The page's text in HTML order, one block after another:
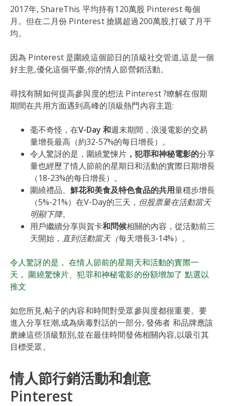
2017年, ShareThis 平均持有120萬股 Pinterest 每個
月。但在二月份 Pinterest 搶購超過200萬股,打破了月平
均。
因為 Pinterest 是圍繞這個節日的頂級社交管道,這是一個
好主意,優化這個平臺,你的情人節營銷活動。
尋找有關如何提高參與度的想法 Pinterest ?瞭解在假期
期間在共用方面遇到高峰的頂級熱門內容主題:
毫不奇怪，在V-Day 和週末期間，浪漫電影的交易
量增長最高（約32-57%的每日增長）。
令人驚訝的是，圍繞驚悚片 ，犯罪和神秘電影的分享
量也經歷了情人節前的星期日和活動的實際日期增長
（18-23%的每日增長）。
圍繞禮品、 鮮花和美食及特色食品的共用量穩步增長
（5%-21%）在V-Day的三天， 但股票量在活動當天
明顯下降。
用戶繼續分享與賀卡和問候相關的內容，從活動前三
天開始， 直到活動當天（每天增長3-14%）。
令人驚訝的是， 在情人節前的星期天和活動的實際一
天， 圍繞驚悚片、犯罪和神秘電影的份額增加了 點選以
推文
如您所見,帖子的內容和時間對受眾參與度都很重要。要
進入分享狂潮,成為病毒對話的一部分, 發佈者 和品牌應該
磨練這些頂級類別,並在最佳時間發佈相關內容,以吸引其
目標受眾。
情人節行銷活動和創意
Pinterest